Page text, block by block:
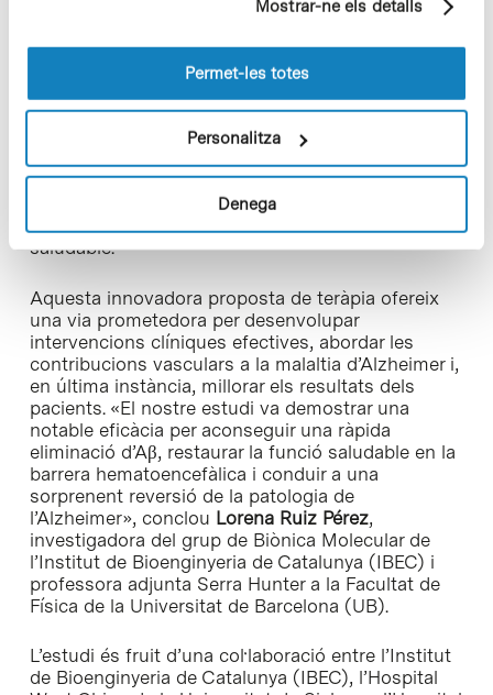
pàgines visitades). Per a obtenir més informació sobre
les cookies pot consultar laPolítica de cookiesdel
Mostrar-ne els detalls
Permet-les totes
Personalitza
Denega
nanopartícules combinen un control de mida
superfície, creant una plataforma multivalent
capaç d’interactuar amb els receptors cel·lulars
d’una manera molt específica. En participar en el
tràfic de receptors en la membrana cel·lular, obren
una forma única i innovadora de modular la funció
del receptor. Aquesta precisió no només permet
l’eliminació efectiva de la proteïna amiloide-β del
cervell, sinó que també restaura l’equilibri del
sistema vascular que manté una funció cerebral
saludable.
Aquesta innovadora proposta de teràpia ofereix
una via prometedora per desenvolupar
intervencions clíniques efectives, abordar les
contribucions vasculars a la malaltia d’Alzheimer i,
en última instància, millorar els resultats dels
pacients. «El nostre estudi va demostrar una
notable eficàcia per aconseguir una ràpida
eliminació d’Aβ, restaurar la funció saludable en la
barrera hematoencefàlica i conduir a una
sorprenent reversió de la patologia de
l’Alzheimer», conclou Lorena Ruiz Pérez,
investigadora del grup de Biònica Molecular de
l’Institut de Bioenginyeria de Catalunya (IBEC) i
professora adjunta Serra Hunter a la Facultat de
Física de la Universitat de Barcelona (UB).
L’estudi és fruit d’una col·laboració entre l’Institut
de Bioenginyeria de Catalunya (IBEC), l’Hospital